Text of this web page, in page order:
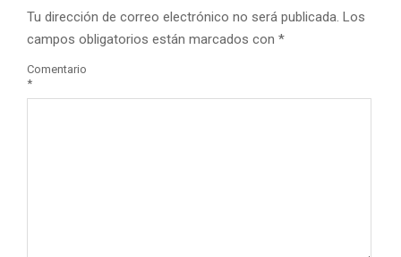
Tu dirección de correo electrónico no será publicada. Los
campos obligatorios están marcados con *
Comentario
*